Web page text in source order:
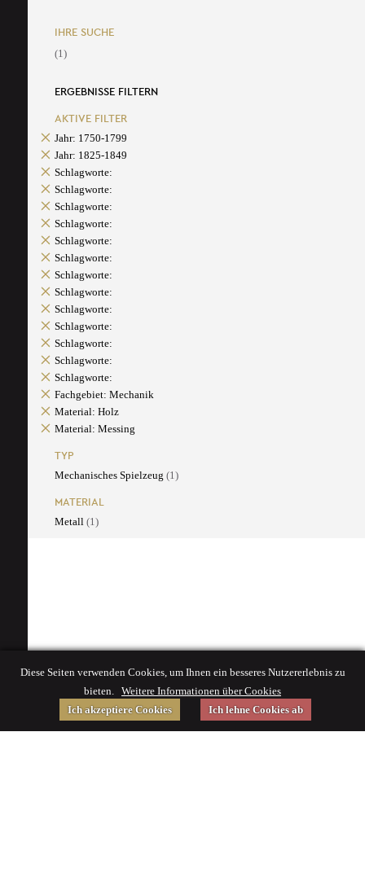
IHRE SUCHE
(1)
ERGEBNISSE FILTERN
AKTIVE FILTER
Jahr: 1750-1799
Jahr: 1825-1849
Schlagworte:
Schlagworte:
Schlagworte:
Schlagworte:
Schlagworte:
Schlagworte:
Schlagworte:
Schlagworte:
Schlagworte:
Schlagworte:
Schlagworte:
Schlagworte:
Schlagworte:
Fachgebiet: Mechanik
Material: Holz
Material: Messing
TYP
Mechanisches Spielzeug (1)
MATERIAL
Metall (1)
Diese Seiten verwenden Cookies, um Ihnen ein besseres Nutzererlebnis zu
bieten. Weitere Informationen über Cookies
Ich akzeptiere Cookies
Ich lehne Cookies ab